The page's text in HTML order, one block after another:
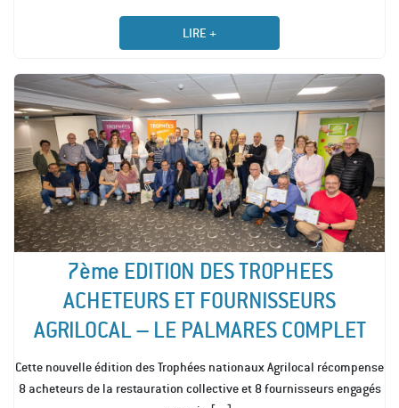
LIRE +
7ème EDITION DES TROPHEES
ACHETEURS ET FOURNISSEURS
AGRILOCAL – LE PALMARES COMPLET
Cette nouvelle édition des Trophées nationaux Agrilocal récompense
8 acheteurs de la restauration collective et 8 fournisseurs engagés